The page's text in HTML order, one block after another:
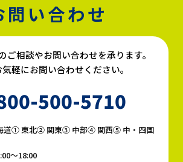
問い合わせ
ご相談やお問い合わせを承ります。
軽にお問い合わせください。
500-5710
道① 東北② 関東③ 中部④ 関西⑤ 中・四国
〜18:00